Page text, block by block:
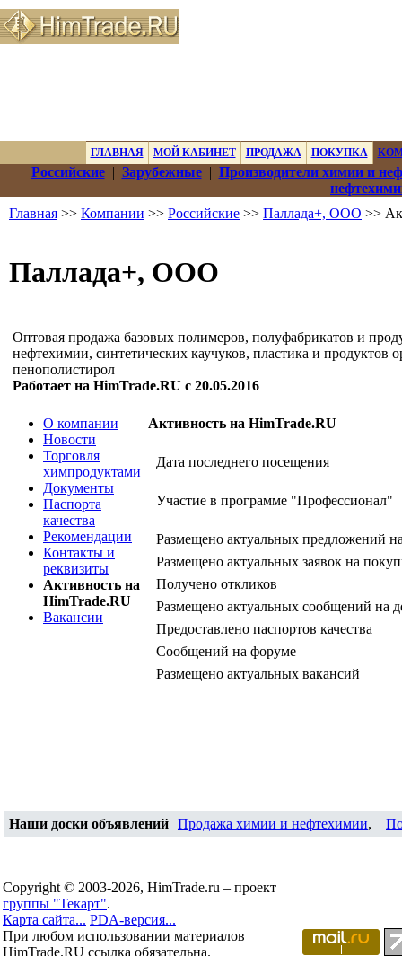
ГЛАВНАЯ МОЙ КАБИНЕТ ПРОДАЖА ПОКУПКА
Российские| Зарубежные| Производители химии и
Главная >> Компании >> Российские >> Паллада+, ООО >>
Паллада+, ООО
Оптовая продажа базовых полимеров, полуфабрикатов и
нефтехимии, синтетических каучуков, пластика и продуктов
пенополистирол
Работает на HimTrade.RU с 20.05.2016
О компании
Новости
Торговля
химпродуктами
Документы
Паспорта
качества
Рекомендации
Контакты и
реквизиты
Активность на
HimTrade.RU
Вакансии
Активность на HimTrade.RU
Дата последнего посещения
Участие в программе "Профессионал"
Размещено актуальных предложений
Размещено актуальных заявок на
Получено откликов
Размещено актуальных сообщений на
Предоставлено паспортов качества
Сообщений на форуме
Размещено актуальных вакансий
Наши доски объявлений Продажа химии и нефтехимии,
Copyright © 2003-2026, HimTrade.ru – проект
группы "Текарт".
Карта сайта... PDA-версия...
При любом использовании материалов
HimTrade.RU ссылка обязательна.